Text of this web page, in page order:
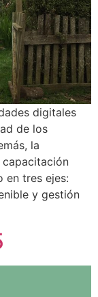
digitales
de los
la
en tres ejes:
y gestión